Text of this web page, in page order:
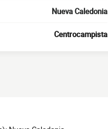
Nueva Caledonia
Centrocampista